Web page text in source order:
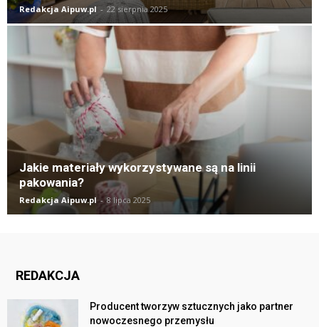
Redakcja Aipuw.pl - 22 sierpnia 2025
Jakie materiały wykorzystywane są na linii
pakowania?
Redakcja Aipuw.pl - 8 lipca 2025
REDAKCJA
Producent tworzyw sztucznych jako partner
nowoczesnego przemysłu